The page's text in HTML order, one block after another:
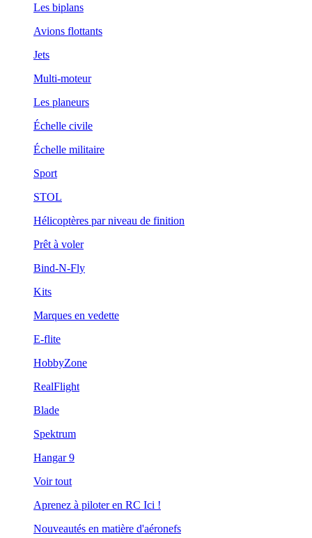
Les biplans
Avions flottants
Jets
Multi-moteur
Les planeurs
Échelle civile
Échelle militaire
Sport
STOL
Hélicoptères par niveau de finition
Prêt à voler
Bind-N-Fly
Kits
Marques en vedette
E-flite
HobbyZone
RealFlight
Blade
Spektrum
Hangar 9
Voir tout
Aprenez à piloter en RC Ici !
Nouveautés en matière d'aéronefs